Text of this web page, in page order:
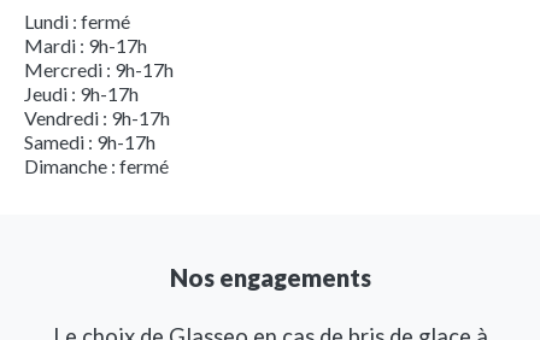
Lundi : fermé
Mardi : 9h-17h
Mercredi : 9h-17h
Jeudi : 9h-17h
Vendredi : 9h-17h
Samedi : 9h-17h
Dimanche : fermé
Nos engagements